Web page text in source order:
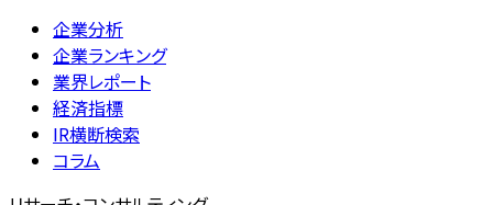
企業分析
企業ランキング
業界レポート
経済指標
IR横断検索
コラム